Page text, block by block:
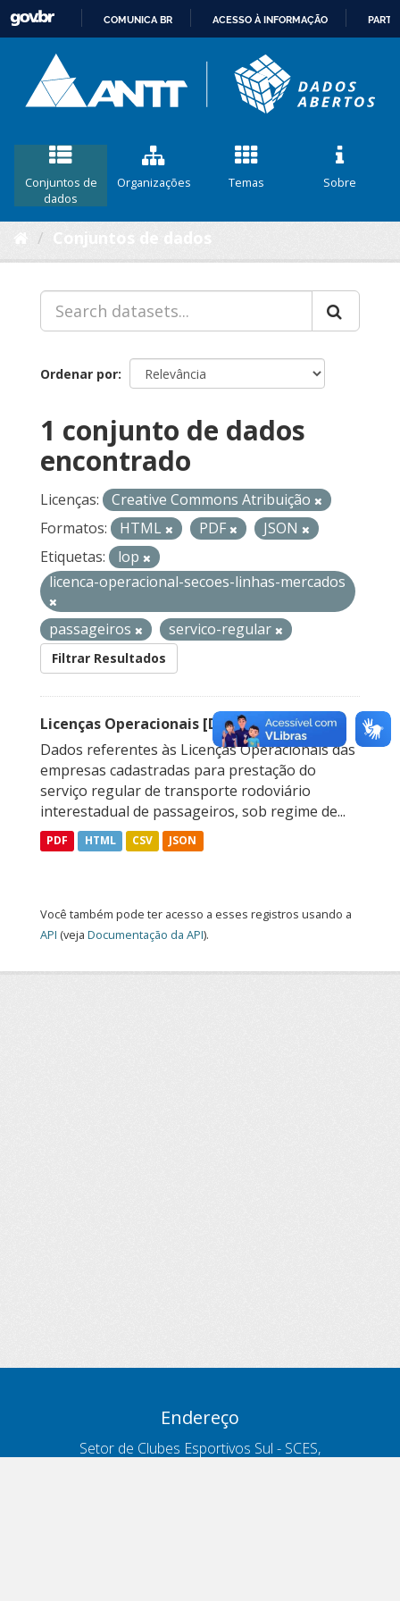
CONTEÚDO
COMUNICA BR ACESSO À INFORMAÇÃO
Conjuntos de
dados
Organizações Temas Sobre
Ordenar por
1 conjunto de dados
encontrado
Licenças:
Creative Commons Atribuição
Formatos:
HTML PDF
JSON
Etiquetas:
lop
licenca-operacional-secoes-linhas-mercados
passageiros servico-regular
Filtrar Resultados
Licenças Operacionais [Descontinuado]
Dados referentes às Licenças Operacionais das
empresas cadastradas para prestação do
serviço regular de transporte rodoviário
interestadual de passageiros, sob regime de...
PDF HTML CSV JSON
Você também pode ter acesso a esses registros usando a
API (veja Documentação da API).
Endereço
Setor de Clubes Esportivos Sul - SCES,